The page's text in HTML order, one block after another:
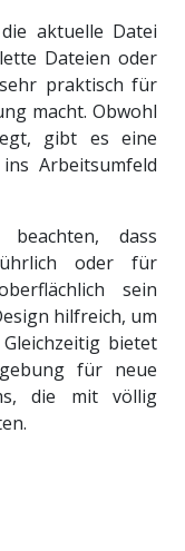
aktuelle Datei
Dateien oder
praktisch für
macht. Obwohl
gibt es eine
Arbeitsumfeld
dass
oder für
sein
hilfreich, um
bietet
für neue
die mit völlig